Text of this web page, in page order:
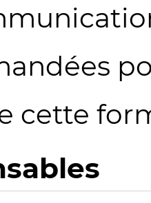
cette